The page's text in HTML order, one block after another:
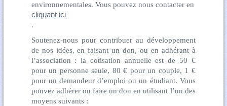
environnementales. Vous pouvez nous contacter en
cliquant ici
.
Soutenez-nous pour contribuer au développement
de nos idées, en faisant un don, ou en adhérant à
l’association : la cotisation annuelle est de 50 €
pour un personne seule, 80 € pour un couple, 1 €
pour un demandeur d’emploi ou un étudiant. Vous
pouvez adhérer ou faire un don en utilisant l’un des
moyens suivants :